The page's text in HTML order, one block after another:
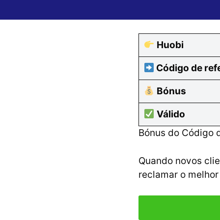
Huobi
Código de
Bónus
Válido
Bónus do Código
Quando novos
reclamar o